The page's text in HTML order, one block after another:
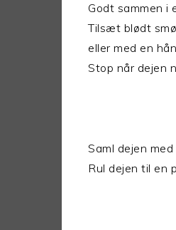
Godt sammen i
Tilsæt blødt
eller med en
Stop når dejen
Saml dejen
Rul dejen til en